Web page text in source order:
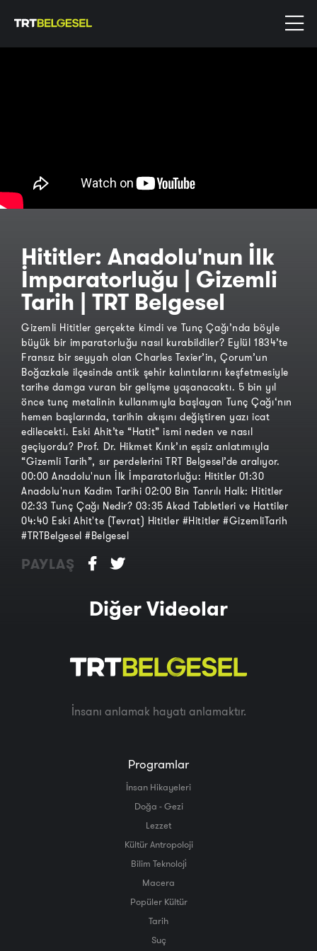
Hititler: Anadolu'nun İlk
İmparatorluğu | Gizemli
Tarih | TRT Belgesel
Gizemli Hititler gerçekte kimdi ve Tunç Çağı’nda böyle
büyük bir imparatorluğu nasıl kurabildiler? Eylül 1834’te
Fransız bir seyyah olan Charles Texier’in, Çorum’un
Boğazkale ilçesinde antik şehir kalıntılarını keşfetmesiyle
tarihe damga vuran bir gelişme yaşanacaktı. 5 bin yıl
önce tunç metalinin kullanımıyla başlayan Tunç Çağı‘nın
hemen başlarında, tarihin akışını değiştiren yazı icat
edilecekti. Eski Ahit’te “Hatit” ismi neden ve nasıl
geçiyordu? Prof. Dr. Hikmet Kırık’ın eşsiz anlatımıyla
“Gizemli Tarih”, sır perdelerini TRT Belgesel’de aralıyor.
00:00 Anadolu'nun İlk İmparatorluğu: Hititler 01:30
Anadolu'nun Kadim Tarihi 02:00 Bin Tanrılı Halk: Hititler
02:33 Tunç Çağı Nedir? 03:35 Akad Tabletleri ve Hattiler
04:40 Eski Ahit'te (Tevrat) Hititler #Hititler #GizemliTarih
#TRTBelgesel #Belgesel
PAYLAŞ
Diğer Videolar
İnsanı anlamak hayatı anlamaktır.
Programlar
İnsan Hikayeleri
Doğa - Gezi
Lezzet
Kültür Antropoloji
Bilim Teknoloji̇
Macera
Popüler Kültür
Tarih
Suç